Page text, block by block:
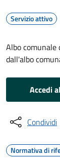
Servizio attivo
Albo comunale
dall'albo
Accedi
Condividi
Normativa di